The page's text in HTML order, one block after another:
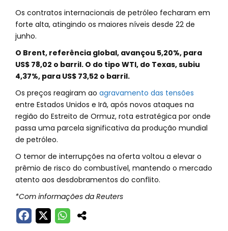
Os contratos internacionais de petróleo fecharam em
forte alta, atingindo os maiores níveis desde 22 de
junho.
O Brent, referência global, avançou 5,20%, para
US$ 78,02 o barril. O do tipo WTI, do Texas, subiu
4,37%, para US$ 73,52 o barril.
Os preços reagiram ao agravamento das tensões
entre Estados Unidos e Irã, após novos ataques na
região do Estreito de Ormuz, rota estratégica por onde
passa uma parcela significativa da produção mundial
de petróleo.
O temor de interrupções na oferta voltou a elevar o
prêmio de risco do combustível, mantendo o mercado
atento aos desdobramentos do conflito.
*Com informações da Reuters